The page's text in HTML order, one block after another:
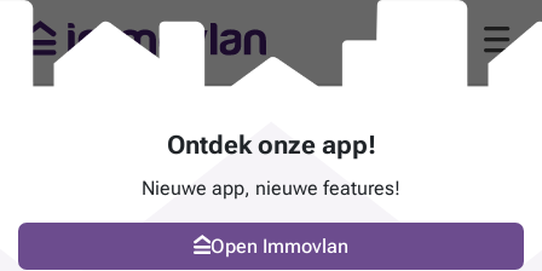
Ontdek onze app!
Nieuwe app, nieuwe features!
Open Immovlan